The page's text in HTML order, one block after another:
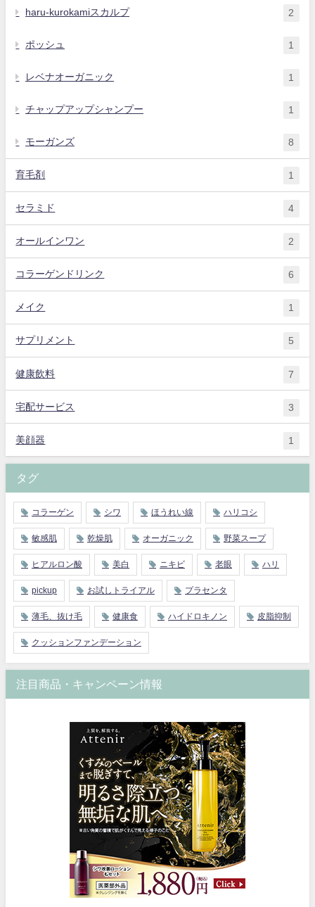
haru-kurokamiスカルプ 2
ポッシュ 1
レベナオーガニック 1
チャップアップシャンプー 1
モーガンズ 8
育毛剤 1
セラミド 4
オールインワン 2
コラーゲンドリンク 6
メイク 1
サプリメント 5
健康飲料 7
宅配サービス 3
美顔器 1
タグ
コラーゲン シワ ほうれい線 ハリコシ
敏感肌 乾燥肌 オーガニック 野菜スープ
ヒアルロン酸 美白 ニキビ 老眼 ハリ
pickup お試しトライアル プラセンタ
薄毛、抜け毛 健康食 ハイドロキノン 皮脂抑制
クッションファンデーション
注目商品・キャンペーン情報